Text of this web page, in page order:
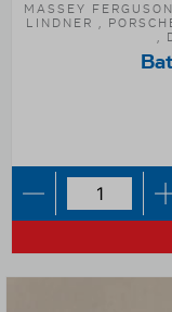
MASSEY
LINDNER ,
,